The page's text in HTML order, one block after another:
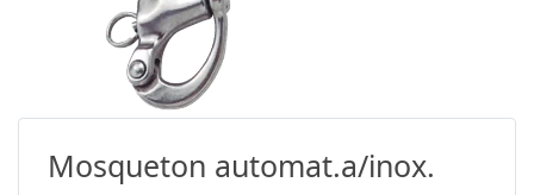
Mosqueton automat.a/inox.